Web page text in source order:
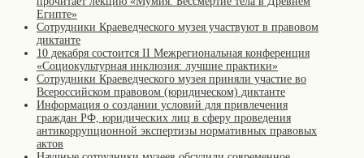
Египте»
Сотрудники Краеведческого музея участвуют в правовом
диктанте
10 декабря состоится II Межрегиональная конференция
«Cоциокультурная инклюзия: лучшие практики»
Сотрудники Краеведческого музея приняли участие во
Всероссийском правовом (юридическом) диктанте
Информация о создании условий для привлечения
граждан РФ, юридических лиц в сферу проведения
антикоррупционной экспертизы нормативных правовых
актов